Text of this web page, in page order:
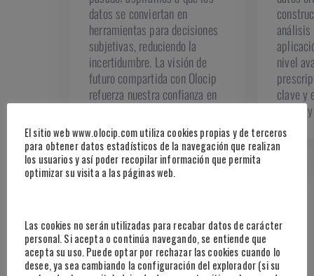
datos se conviertan en
herramientas para decisiones
subjetivas, reduciendo la
incertidumbre. La visión de
futuro compartida con Olocip
refuerza nuestra confianza en
en un momento donde el auge
de la IA puede generar
confusiones. Quisiera destacar
la honestidad y transparencia
la rica tradición subjetiva del
fútbol. Estamos emocionados
por este paso conjunto hacia
la innovación y la eficacia en
nivel
clave y
El sitio web www.olocip.com utiliza cookies propias y de terceros
para obtener datos estadísticos de la navegación que realizan
los usuarios y así poder recopilar información que permita
optimizar su visita a las páginas web.
Las cookies no serán utilizadas para recabar datos de carácter
personal. Si acepta o continúa navegando, se entiende que
acepta su uso. Puede optar por rechazar las cookies cuando lo
desee, ya sea cambiando la configuración del explorador (si su